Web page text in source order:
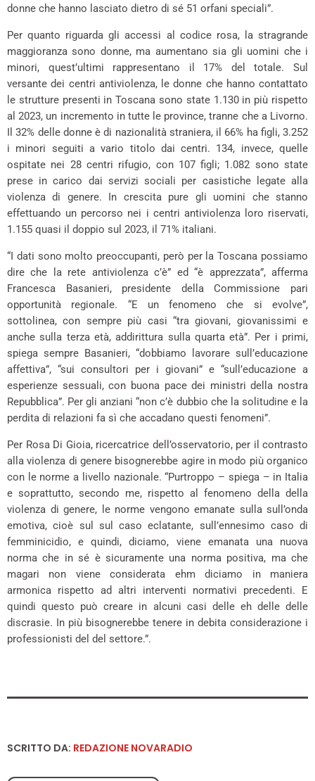
donne che hanno lasciato dietro di sé 51 orfani speciali”.
Per quanto riguarda gli accessi al codice rosa, la stragrande
maggioranza sono donne, ma aumentano sia gli uomini che i
minori, quest’ultimi rappresentano il 17% del totale. Sul
versante dei centri antiviolenza, le donne che hanno contattato
le strutture presenti in Toscana sono state 1.130 in più rispetto
al 2023, un incremento in tutte le province, tranne che a Livorno.
Il 32% delle donne è di nazionalità straniera, il 66% ha figli, 3.252
i minori seguiti a vario titolo dai centri. 134, invece, quelle
ospitate nei 28 centri rifugio, con 107 figli; 1.082 sono state
prese in carico dai servizi sociali per casistiche legate alla
violenza di genere. In crescita pure gli uomini che stanno
effettuando un percorso nei i centri antiviolenza loro riservati,
1.155 quasi il doppio sul 2023, il 71% italiani.
“I dati sono molto preoccupanti, però per la Toscana possiamo
dire che la rete antiviolenza c’è” ed “è apprezzata”, afferma
Francesca Basanieri, presidente della Commissione pari
opportunità regionale. “E un fenomeno che si evolve”,
sottolinea, con sempre più casi “tra giovani, giovanissimi e
anche sulla terza età, addirittura sulla quarta età”. Per i primi,
spiega sempre Basanieri, “dobbiamo lavorare sull’educazione
affettiva”, “sui consultori per i giovani” e “sull’educazione a
esperienze sessuali, con buona pace dei ministri della nostra
Repubblica”. Per gli anziani “non c’è dubbio che la solitudine e la
perdita di relazioni fa sì che accadano questi fenomeni”.
Per Rosa Di Gioia, ricercatrice dell’osservatorio, per il contrasto
alla violenza di genere bisognerebbe agire in modo più organico
con le norme a livello nazionale. “Purtroppo – spiega – in Italia
e soprattutto, secondo me, rispetto al fenomeno della della
violenza di genere, le norme vengono emanate sulla sull’onda
emotiva, cioè sul sul caso eclatante, sull’ennesimo caso di
femminicidio, e quindi, diciamo, viene emanata una nuova
norma che in sé è sicuramente una norma positiva, ma che
magari non viene considerata ehm diciamo in maniera
armonica rispetto ad altri interventi normativi precedenti. E
quindi questo può creare in alcuni casi delle eh delle delle
discrasie. In più bisognerebbe tenere in debita considerazione i
professionisti del del settore.”.
SCRITTO DA: REDAZIONE NOVARADIO